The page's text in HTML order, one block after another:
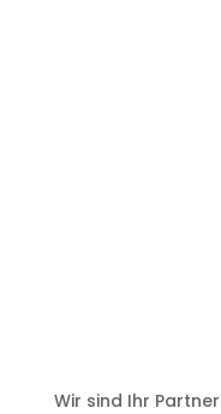
Wir sind Ihr